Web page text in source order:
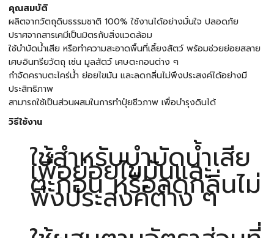
คุณสมบัติ
ผลิตจากวัตถุดิบธรรมชาติ 100% ใช้งานได้อย่างมั่นใจ ปลอดภัย
ปราศจากสารเคมีเป็นมิตรกับสิ่งแวดล้อม
ใช้บำบัดน้ำเสีย หรือทำความสะอาดพื้นที่เลี้ยงสัตว์ พร้อมช่วยย่อยสลาย
เศษอินทรียวัตถุ เช่น มูลสัตว์ เศษตะกอนต่าง ๆ
กำจัดคราบตะไคร่น้ำ ย่อยไขมัน และลดกลิ่นไม่พึงประสงค์ได้อย่างมี
ประสิทธิภาพ
สามารถใช้เป็นส่วนผสมในการทำปุ๋ยชีวภาพ เพื่อบำรุงดินได้
วิธีใช้งาน
ใช้สำหรับบำบัดน้ำเสีย
เพื่อย่อยไขมันและ
ตะกอน หรือลดกลิ่นไม่
พึงประสงค์ต่าง ๆ